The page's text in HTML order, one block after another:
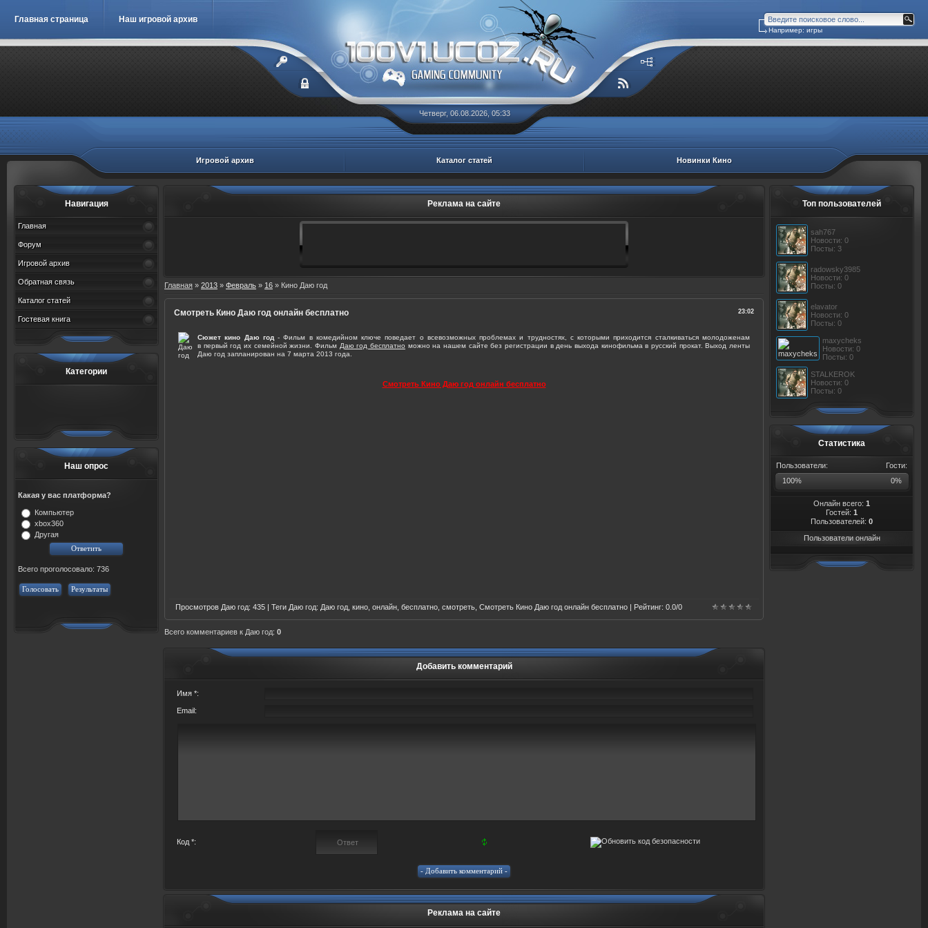
Главная страница Наш игровой архив
Например: игры
Четверг, 06.08.2026, 05:33
Игровой архив Каталог статей Новинки Кино
Навигация
Главная
Форум
Игровой архив
Обратная связь
Каталог статей
Гостевая книга
Категории
Наш опрос
Какая у вас платформа?
Компьютер
xbox360
Другая
Всего проголосовало: 736
Голосовать Результаты
Топ пользователей
sah767
Новости: 0
Посты: 3
radowsky3985
Новости: 0
Посты: 0
elavator
Новости: 0
Посты: 0
maxycheks
Новости: 0
Посты: 0
STALKEROK
Новости: 0
Посты: 0
Статистика
Гости:
Пользователи:
100%
0%
Онлайн всего: 1
Гостей: 1
Пользователей: 0
Пользователи онлайн
Реклама на сайте
Главная » 2013 » Февраль » 16 » Кино Даю год
23:02
Смотреть Кино Даю год онлайн бесплатно
Сюжет кино Даю год- Фильм в комедийном ключе поведает о всевозможных проблемах и трудностях, с которыми приходится сталкиваться молодоженам
в первый год их семейной жизни. Фильм Даю год бесплатно можно на нашем сайте без регистрации в день выхода кинофильма в русский прокат. Выход ленты
Даю год запланирован на 7 марта 2013 года.
Смотреть Кино Даю год онлайн бесплатно
Просмотров Даю год: 435 | Теги Даю год: Даю год , кино, онлайн, бесплатно, смотреть, Смотреть Кино Даю год онлайн бесплатно | Рейтинг: 0.0/0
Всего комментариев к Даю год: 0
Добавить комментарий
Имя *:
Email:
Код *:
Реклама на сайте